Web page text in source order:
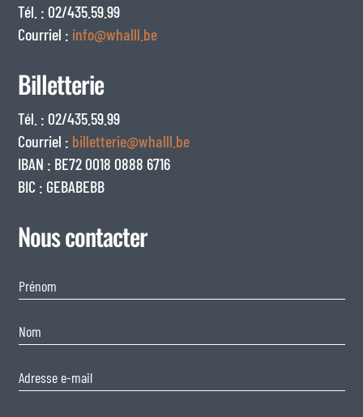
Tél. : 02/435.59.99
Courriel : info@whalll.be
Billetterie
Tél. : 02/435.59.99
Courriel : billetterie@whalll.be
IBAN : BE72 0018 0888 6716
BIC : GEBABEBB
Nous contacter